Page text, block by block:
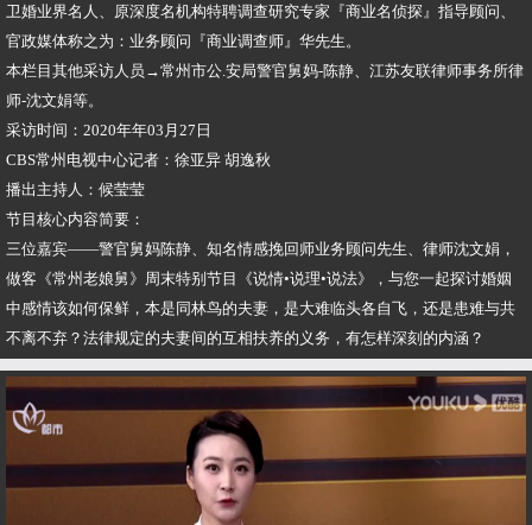
卫婚业界名人、原深度名机构特聘调查研究专家『商业名侦探』指导顾问、
官政媒体称之为：业务顾问『商业调查师』华先生。
本栏目其他采访人员→常州市公.安局警官舅妈-陈静、江苏友联律师事务所律
师-沈文娟等。
采访时间：2020年年03月27日
CBS常州电视中心记者：徐亚异 胡逸秋
播出主持人：候莹莹
节目核心内容简要：
三位嘉宾——警官舅妈陈静、知名情感挽回师业务顾问先生、律师沈文娟，
做客《常州老娘舅》周末特别节目《说情•说理•说法》，与您一起探讨婚姻
中感情该如何保鲜，本是同林鸟的夫妻，是大难临头各自飞，还是患难与共
不离不弃？法律规定的夫妻间的互相扶养的义务，有怎样深刻的内涵？